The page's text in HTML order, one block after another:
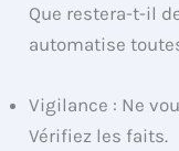
Que restera-t-il
automatise
Vigilance : Ne
Vérifiez les faits.